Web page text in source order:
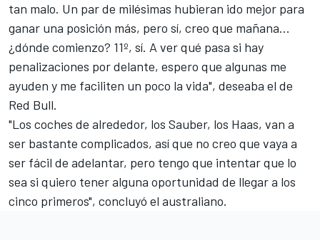
tan malo. Un par de milésimas hubieran ido mejor para
ganar una posición más, pero sí, creo que mañana...
¿dónde comienzo? 11º, sí. A ver qué pasa si hay
penalizaciones por delante, espero que algunas me
ayuden y me faciliten un poco la vida", deseaba el de
Red Bull.
"Los coches de alrededor, los Sauber, los Haas, van a
ser bastante complicados, así que no creo que vaya a
ser fácil de adelantar, pero tengo que intentar que lo
sea si quiero tener alguna oportunidad de llegar a los
cinco primeros", concluyó el australiano.